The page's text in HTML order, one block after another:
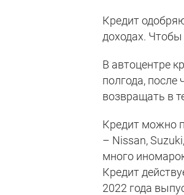
Кредит
доходах.
В автоцентре
полгода,
возвращать в
Кредит можно
– Nissan,
много
Кредит
2022 года